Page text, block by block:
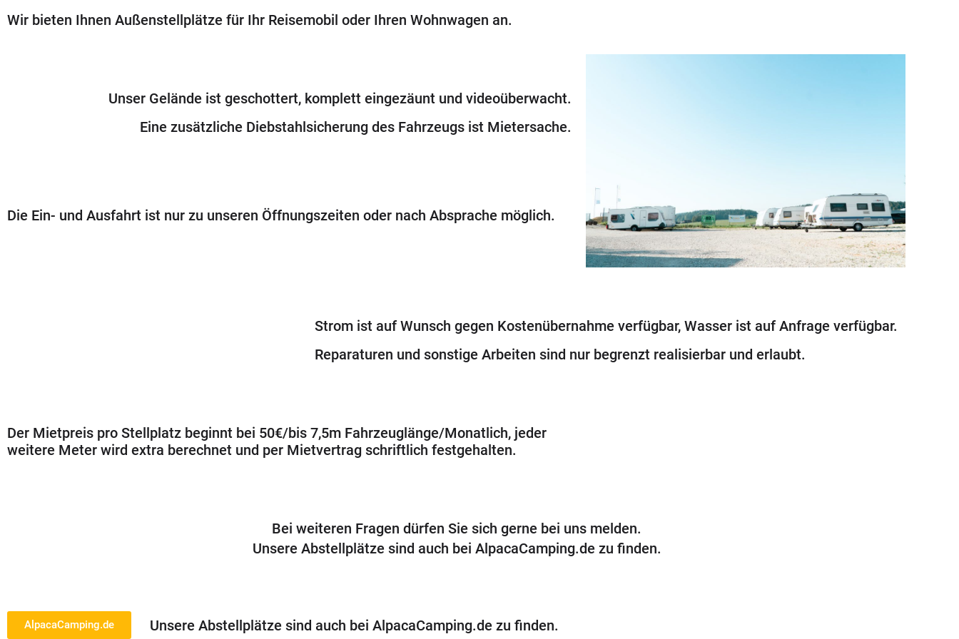
Wir bieten Ihnen Außenstellplätze für Ihr Reisemobil oder Ihren Wohnwagen an.
Unser Gelände ist geschottert, komplett eingezäunt und videoüberwacht.
Eine zusätzliche Diebstahlsicherung des Fahrzeugs ist Mietersache.
Die Ein- und Ausfahrt ist nur zu unseren Öffnungszeiten oder nach Absprache möglich.
Strom ist auf Wunsch gegen Kostenübernahme verfügbar, Wasser ist auf Anfrage verfügbar.
Reparaturen und sonstige Arbeiten sind nur begrenzt realisierbar und erlaubt.
Der Mietpreis pro Stellplatz beginnt bei 50€/bis 7,5m Fahrzeuglänge/Monatlich, jeder
weitere Meter wird extra berechnet und per Mietvertrag schriftlich festgehalten.
Bei weiteren Fragen dürfen Sie sich gerne bei uns melden.
Unsere Abstellplätze sind auch bei AlpacaCamping.de zu finden.
AlpacaCamping.de Unsere Abstellplätze sind auch bei AlpacaCamping.de zu finden.